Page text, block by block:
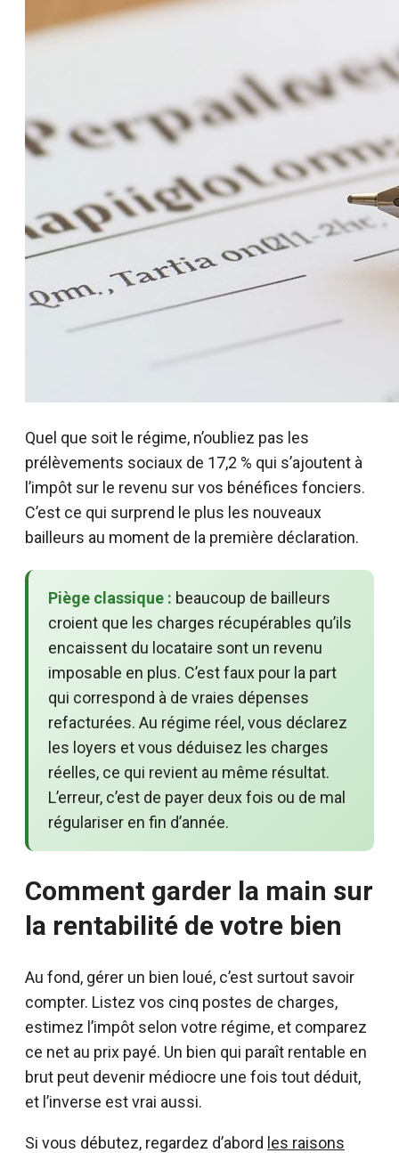
Quel que soit le régime, n’oubliez pas les
prélèvements sociaux de 17,2 % qui s’ajoutent à
l’impôt sur le revenu sur vos bénéfices fonciers.
C’est ce qui surprend le plus les nouveaux
bailleurs au moment de la première déclaration.
Piège classique : beaucoup de bailleurs
croient que les charges récupérables qu’ils
encaissent du locataire sont un revenu
imposable en plus. C’est faux pour la part
qui correspond à de vraies dépenses
refacturées. Au régime réel, vous déclarez
les loyers et vous déduisez les charges
réelles, ce qui revient au même résultat.
L’erreur, c’est de payer deux fois ou de mal
régulariser en fin d’année.
Comment garder la main sur
la rentabilité de votre bien
Au fond, gérer un bien loué, c’est surtout savoir
compter. Listez vos cinq postes de charges,
estimez l’impôt selon votre régime, et comparez
ce net au prix payé. Un bien qui paraît rentable en
brut peut devenir médiocre une fois tout déduit,
et l’inverse est vrai aussi.
Si vous débutez, regardez d’abord les raisons